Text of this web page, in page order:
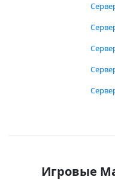
Игровые